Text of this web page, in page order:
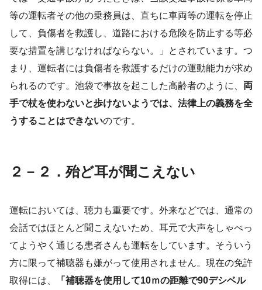
等の運転者その他の乗務員は、直ちに車両等の運転を停止
して、負傷者を救護し、道路における危険を防止する等必
要な措置を講じなければならない。」とされています。つ
まり、運転者には負傷者を救護するだけの運動能力が求め
られるのです。池袋で事故を起こした高齢者のように、 両
手で杖を使わないと歩けないようでは、法律上の義務を全
うすることはできないのです。
２－２．殆ど耳が聞こえない
運転においては、聴力も重要です。外来などでは、通常の
会話ではほとんど聞こえないため、耳元で大声をしゃべっ
てようやく通じる患者さんも運転をしています。そういう
方に限って補聴器も嫌がって使用されません。現在の免許
取得には、
「補聴器を使用して10ｍの距離で90デシベル